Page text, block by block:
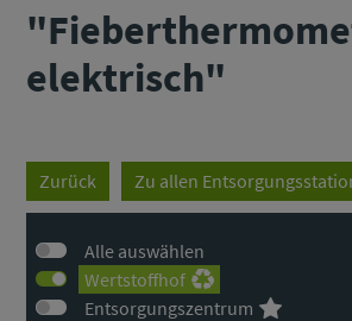
elektrisch"
Zurück Zu allen
Alle auswählen
Wertstoffhof
Entsorgungszentrum